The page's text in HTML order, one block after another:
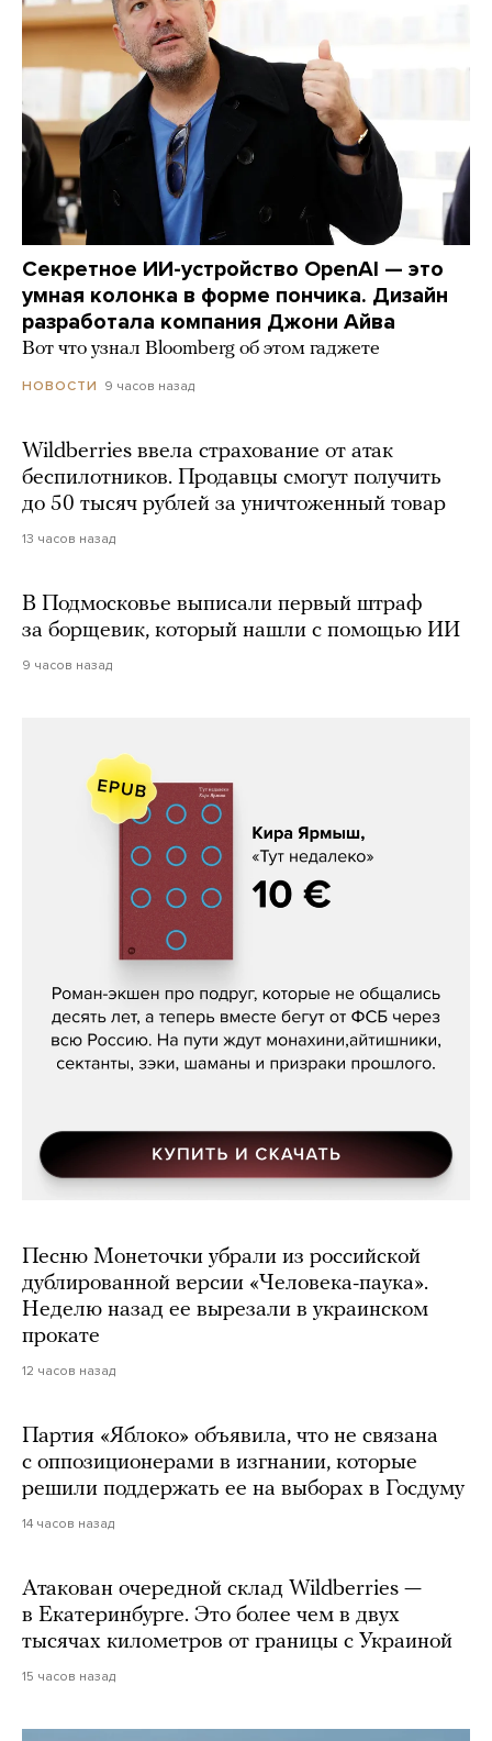
Секретное ИИ-устройство OpenAI — это
умная колонка в форме пончика. Дизайн
разработала компания Джони Айва
Вот что узнал Bloomberg об этом гаджете
НОВОСТИ 9 часов назад
Wildberries ввела страхование от атак
беспилотников. Продавцы смогут получить
до 50 тысяч рублей за уничтоженный товар
13 часов назад
В Подмосковье выписали первый штраф
за борщевик, который нашли с помощью ИИ
9 часов назад
Кира Ярмыш, «Тут недалеко»
Песню Монеточки убрали из российской
дублированной версии «Человека-паука».
Неделю назад ее вырезали в украинском
прокате
12 часов назад
Партия «Яблоко» объявила, что не связана
с оппозиционерами в изгнании, которые
решили поддержать ее на выборах в Госдуму
14 часов назад
Атакован очередной склад Wildberries —
в Екатеринбурге. Это более чем в двух
тысячах километров от границы с Украиной
15 часов назад